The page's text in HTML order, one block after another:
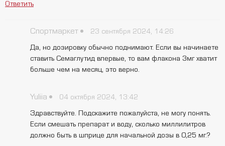
Ответить
Спортмаркет 23 сентября 2024, 14:26
Да, но дозировку обычно поднимают. Если вы начинаете
ставить Семаглутид впервые, то вам флакона 3мг хватит
больше чем на месяц, это верно.
Yuliia 04 октября 2024, 13:42
Здравствуйте. Подскажите пожалуйста, не могу понять.
Если смешать препарат и воду, сколько миллилитров
должно быть в шприце для начальной дозы в 0,25 мг.?